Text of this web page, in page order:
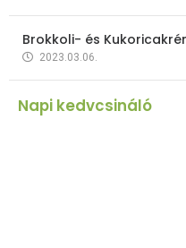
Brokkoli- és
2023.03.06.
Napi kedvcsináló